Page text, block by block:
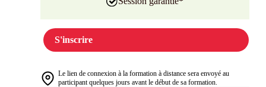
S'inscrire
Le lien de connexion à la formation à distance sera envoyé au
participant quelques jours avant le début de sa formation.